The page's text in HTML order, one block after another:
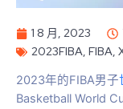
1 8 月, 2023
2023FIBA, FIBA,
2023年的FIBA男子
Basketball World